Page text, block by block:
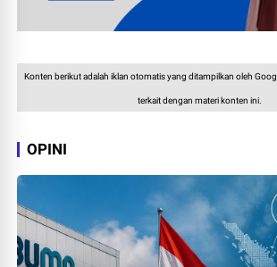
Konten berikut adalah iklan otomatis yang ditampilkan oleh
terkait dengan materi konten ini.
OPINI